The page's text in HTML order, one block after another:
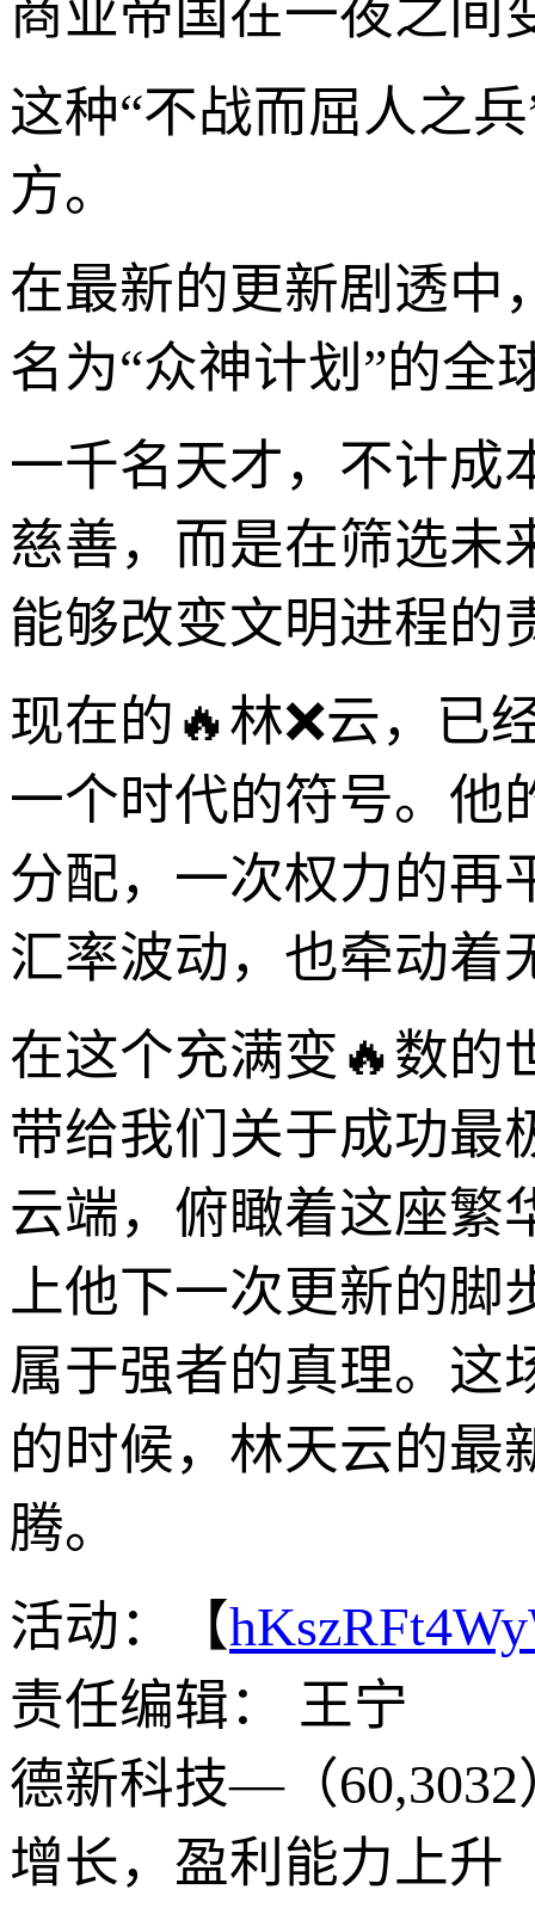
商业帝国在一夜之间
这种“不战而屈人之
方。
在最新的更新剧透中
名为“众神计划”的全
一千名天才，不计成
慈善，而是在筛选未
能够改变文明进程的
现在的🔥林❌云，已
一个时代的符号。他
分配，一次权力的再
汇率波动，也牵动着
在这个充满变🔥数的
带给我们关于成功最
云端，俯瞰着这座繁
上他下一次更新的脚
属于强者的真理。这
的时候，林天云的最
腾。
活动：【
责任编辑： 王宁
德新科技—（
增长，盈利能力上升